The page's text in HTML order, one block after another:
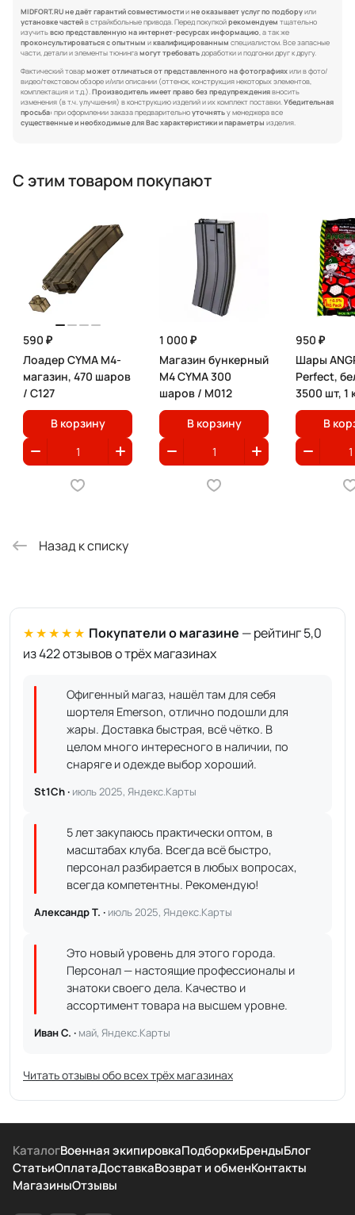
MIDFORT.RU не даёт гарантий совместимостиине оказывает услуг по подборуили
установке частейв страйкбольные привода. Перед покупкойрекомендуем тщательно
изучитьвсю представленную на интернет-ресурсах информацию, а так же
проконсультироваться с опытным иквалифицированным специалистом. Все запасные
части, детали и элементы тюнингамогут требоватьдоработки и подгонки друг к другу.
Фактический товарможет отличаться от представленного на фотографияхили в фото/
видео/текстовом обзоре и/или описании (оттенок, конструкция некоторых элементов,
комплектация и т.д.).Производитель имеет право без предупреждениявносить
изменения (в т.ч. улучшения) в конструкцию изделий и их комплект поставки.Убедительная
просьба: при оформлении заказа предварительноуточнятьу менеджера все
существенные и необходимые для Вас характеристики и параметры изделия.
С этим товаром покупают
590 ₽
Лоадер CYMA M4-
магазин, 470 шаров
/ C127
В корзину
1 000 ₽
Магазин бункерный
M4 CYMA 300
шаров / М012
В корзину
950 ₽
Шары
Perfect,
3500 шт, 1
В
Назад к списку
★★★★★ Покупатели о магазине — рейтинг 5,0
из 422 отзывов о трёх магазинах
Офигенный магаз, нашёл там для себя
шортеля Emerson, отлично подошли для
жары. Доставка быстрая, всё чётко. В
целом много интересного в наличии, по
снаряге и одежде выбор хороший.
St1Ch · июль 2025, Яндекс.Карты
5 лет закупаюсь практически оптом, в
масштабах клуба. Всегда всё быстро,
персонал разбирается в любых вопросах,
всегда компетентны. Рекомендую!
Александр Т. · июль 2025, Яндекс.Карты
Это новый уровень для этого города.
Персонал — настоящие профессионалы и
знатоки своего дела. Качество и
ассортимент товара на высшем уровне.
Иван С. · май, Яндекс.Карты
Читать отзывы обо всех трёх магазинах
КаталогВоенная экипировкаПодборкиБрендыБлог
СтатьиОплатаДоставкаВозврат и обменКонтакты
МагазиныОтзывы